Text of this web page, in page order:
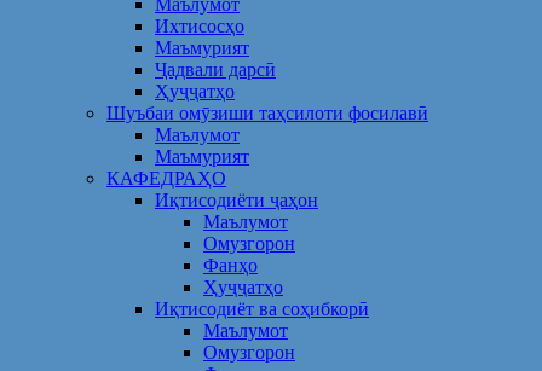
Маълумот
Ихтисосҳо
Маъмурият
Ҷадвали дарсӣ
Ҳуҷҷатҳо
Шуъбаи омӯзиши таҳсилоти фосилавӣ
Маълумот
Маъмурият
КАФЕДРАҲО
Иқтисодиёти ҷаҳон
Маълумот
Омузгорон
Фанҳо
Ҳуҷҷатҳо
Иқтисодиёт ва соҳибкорӣ
Маълумот
Омузгорон